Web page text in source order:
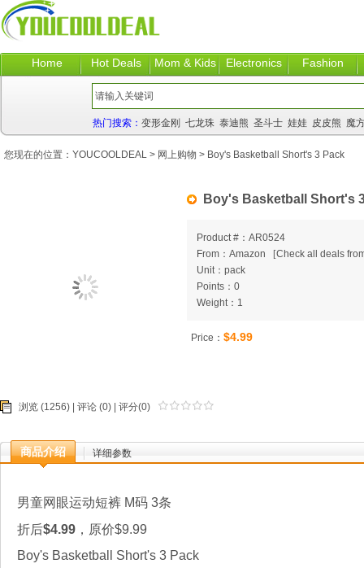
Home Hot Deals Mom & Kids Electronics Fashion
热门搜索： 变形金刚 七龙珠 泰迪熊 圣斗士 娃娃 皮皮熊 魔
Boy's Basketball Short's
Product #：AR0524
From：Amazon
[Check all deals
Unit：pack
Points：0
Weight：1
Price： $4.99
浏览 (1256) | 评论 (0) | 评分(0)
商品介绍 详细参数
男童网眼运动短裤 M码 3条
折后$4.99 ，原价$9.99
Boy's Basketball Short's 3 Pack
您现在的位置： YOUCOOLDEAL > 网上购物 > Boy's Basketball Short's 3 Pack